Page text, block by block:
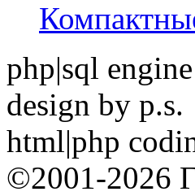
php|sql
design by p.s.
html|php
©2001-2026